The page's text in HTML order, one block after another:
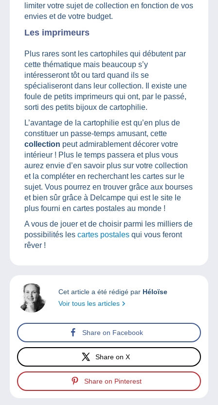
limiter votre sujet de collection en fonction de vos
envies et de votre budget.
Les imprimeurs
Plus rares sont les cartophiles qui débutent par
cette thématique mais beaucoup s’y
intéresseront tôt ou tard quand ils se
spécialiseront dans leur collection. Il existe une
foule de petits imprimeurs qui ont, par le passé,
sorti des petits bijoux de cartophilie.
L’avantage de la cartophilie est qu’en plus de
constituer un passe-temps amusant, cette
collection peut admirablement décorer votre
intérieur ! Plus le temps passera et plus vous
aurez envie d’en savoir plus sur votre collection
et la compléter en recherchant les cartes sur le
sujet. Vous pourrez en trouver grâce aux bourses
et bien sûr grâce à Delcampe qui est le site le
plus fourni en cartes postales au monde !
A vous de jouer et de choisir parmi les milliers de
possibilités les cartes postales qui vous feront
rêver !
Cet article a été rédigé par Héloïse
Voir tous les articles
Share on Facebook
Share on X
Share on Pinterest